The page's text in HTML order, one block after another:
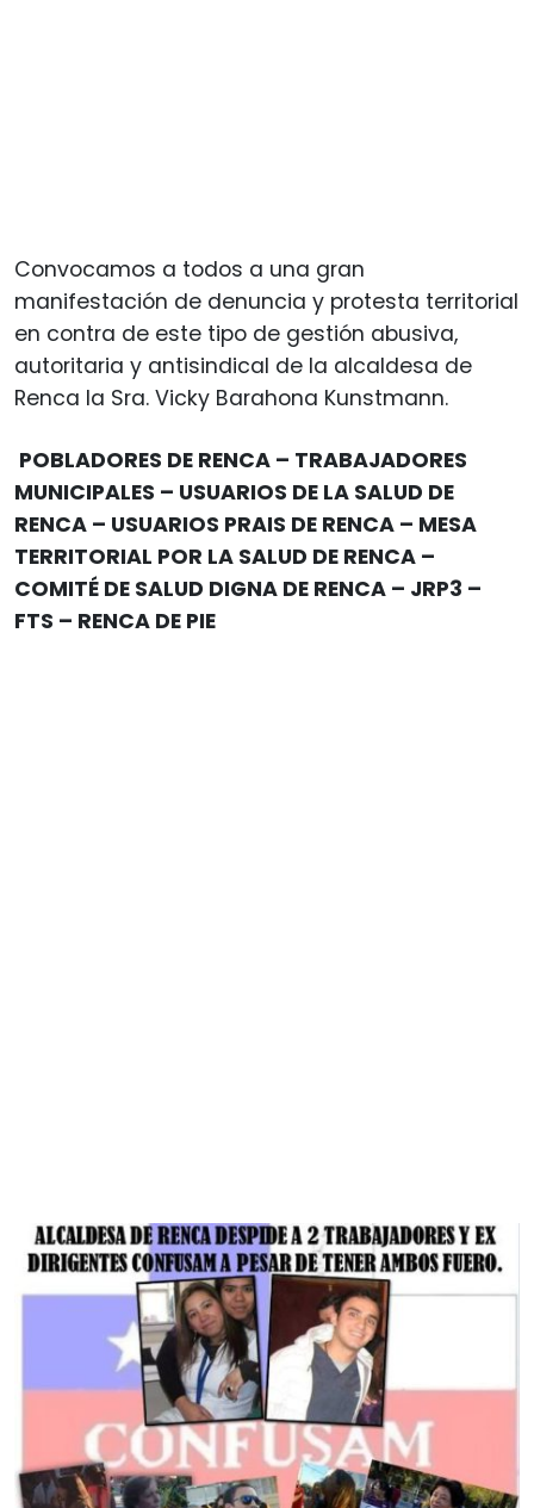
Convocamos a todos a una gran
manifestación de denuncia y protesta territorial
en contra de este tipo de gestión abusiva,
autoritaria y antisindical de la alcaldesa de
Renca la Sra. Vicky Barahona Kunstmann.
POBLADORES DE RENCA – TRABAJADORES
MUNICIPALES – USUARIOS DE LA SALUD DE
RENCA – USUARIOS PRAIS DE RENCA – MESA
TERRITORIAL POR LA SALUD DE RENCA –
COMITÉ DE SALUD DIGNA DE RENCA – JRP3 –
FTS – RENCA DE PIE